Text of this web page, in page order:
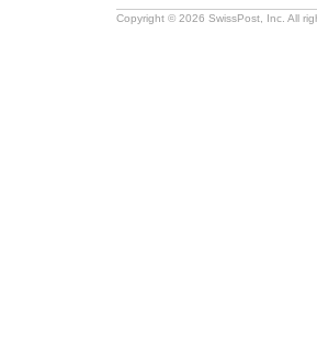
Copyright © 2026 SwissPost, Inc. All